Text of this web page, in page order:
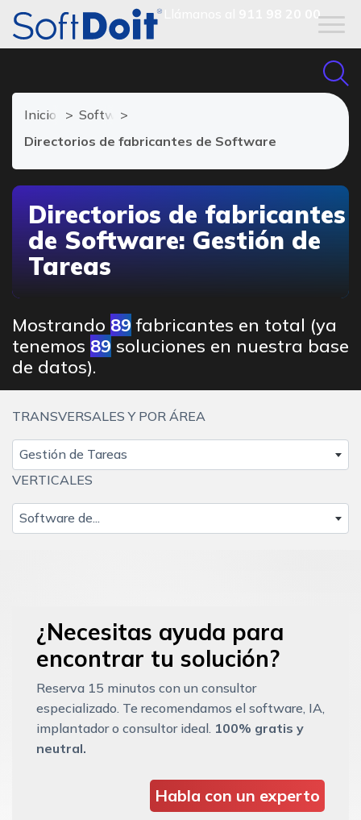
911 98 20 00
Inicio
Software de Gestión de Tareas
Directorios de fabricantes de Software
Directorios de fabricantes
de Software: Gestión de
Tareas
Mostrando 89 fabricantes en total (ya
tenemos 89 soluciones en nuestra base
de datos).
TRANSVERSALES Y POR ÁREA
Gestión de Tareas
VERTICALES
Software de...
¿Necesitas ayuda para
encontrar tu solución?
Reserva 15 minutos con un consultor
especializado. Te recomendamos el software, IA,
implantador o consultor ideal. 100% gratis y
neutral.
Habla con un experto